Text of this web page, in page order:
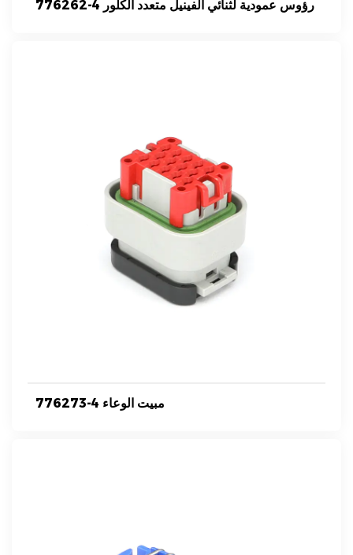
776262-4 رؤوس عمودية لثنائي الفينيل متعدد الكلور
776273-4 مبيت الوعاء